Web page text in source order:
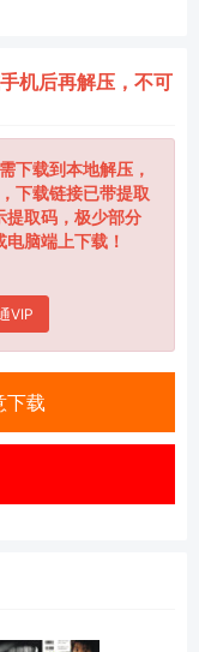
机后再解压，不可
下载到本地解压，
下载链接已带提取
提取码，极少部分
脑端上下载！
VIP
下载